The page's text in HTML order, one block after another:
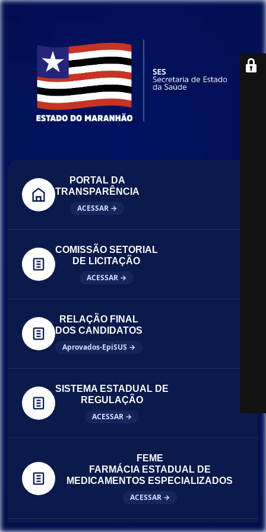
PORTAL DA
TRANSPARÊNCIA
ACESSAR →
COMISSÃO SETORIAL
DE LICITAÇÃO
ACESSAR →
RELAÇÃO FINAL
DOS CANDIDATOS
Aprovados-EpiSUS →
SISTEMA ESTADUAL DE
REGULAÇÃO
ACESSAR →
FEME
FARMÁCIA ESTADUAL DE
MEDICAMENTOS ESPECIALIZADOS
ACESSAR →